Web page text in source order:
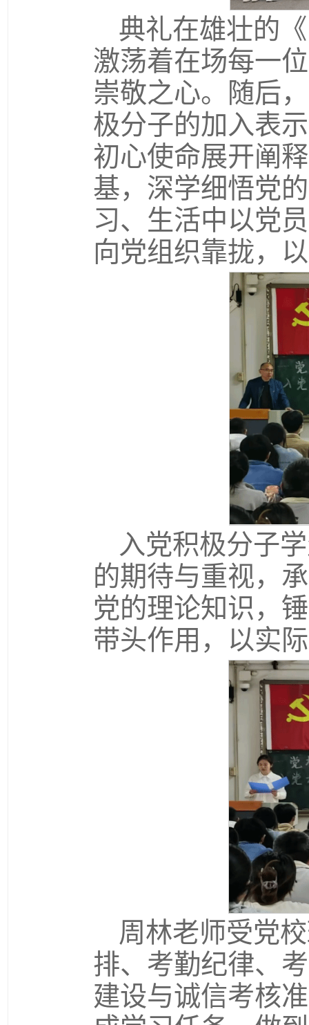
典礼在雄壮的
激荡着在场每一
崇敬之心。随后
极分子的加入表
初心使命展开阐
基，深学细悟党
习、生活中以党
向党组织靠拢，
入党积极分子
的期待与重视，
党的理论知识，
带头作用，以实
周林老师受党
排、考勤纪律、
建设与诚信考核